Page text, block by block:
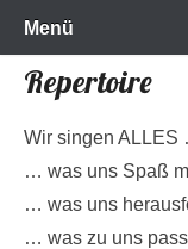
Zum
wechseln
Heeper
Menü
Repertoire
Wir singen ALLES
… was uns Spaß
… was uns
… was zu uns